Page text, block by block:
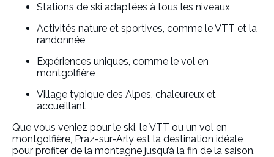
Stations de ski adaptées à tous les niveaux
Activités nature et sportives, comme le VTT et la
randonnée
Expériences uniques, comme le vol en
montgolfière
Village typique des Alpes, chaleureux et
accueillant
Que vous veniez pour le ski, le VTT ou un vol en
montgolfière, Praz-sur-Arly est la destination idéale
pour profiter de la montagne jusqu’à la fin de la saison.